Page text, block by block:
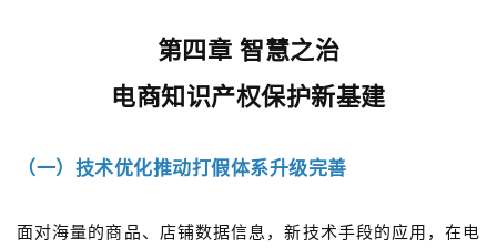
第四章 智慧之治
电商知识产权保护新基建
（一）技术优化推动打假体系升级完善
面对海量的商品、店铺数据信息，新技术手段的应用，在电